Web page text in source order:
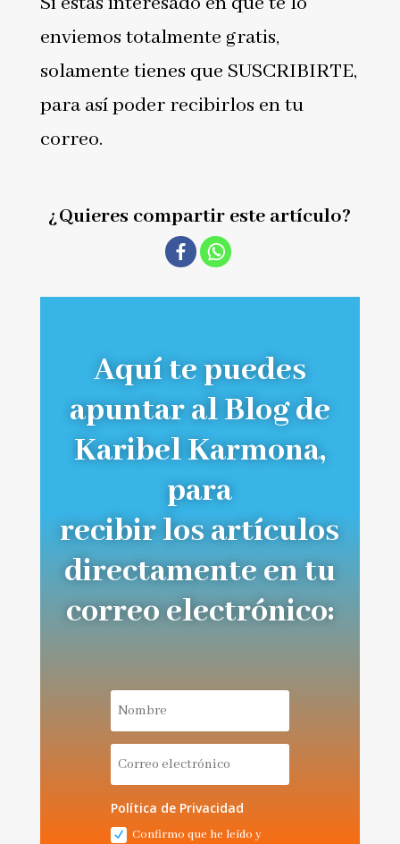
enviemos totalmente gratis,
solamente tienes que SUSCRIBIRTE,
para así poder recibirlos en tu
correo.
¿Quieres compartir este artículo?
Aquí te puedes
apuntar al Blog de
Karibel Karmona,
para
recibir los artículos
directamente en tu
correo electrónico:
Política de Privacidad
Confirmo que he leído y